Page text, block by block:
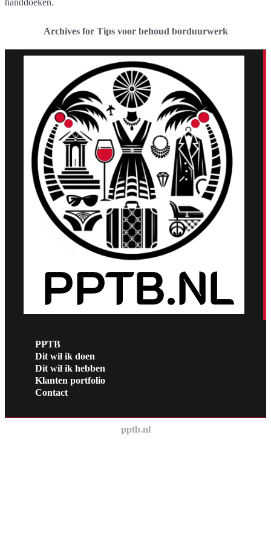
Archives for Tips voor behoud borduurwerk
PPTB
Dit wil ik doen
Dit wil ik hebben
Klanten portfolio
Contact
pptb.nl